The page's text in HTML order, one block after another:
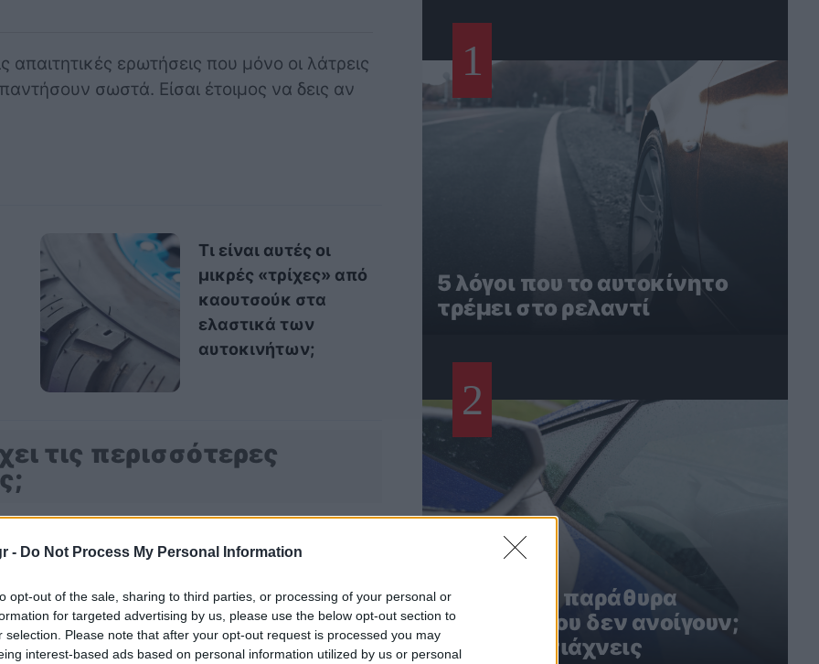
- Do Not Process My Personal Information
opt-out of the sale, sharing to third parties, or processing of your personal or
for targeted advertising by us, please use the below opt-out section to
selection. Please note that after your opt-out request is processed you may
interest-based ads based on personal information utilized by us or personal
ερωτήσεις που μόνο οι λάτρεις
σωστά. Είσαι έτοιμος να δεις αν
Τι είναι αυτές οι
μικρές «τρίχες» από
καουτσούκ στα
ελαστικά των
αυτοκινήτων;
τις περισσότερες
1
5 λόγοι που το αυτοκίνητο
τρέμει στο ρελαντί
2
Ηλεκτρικά παράθυρα
αυτοκινήτου δεν ανοίγουν;
Έτσι τα φτιάχνεις